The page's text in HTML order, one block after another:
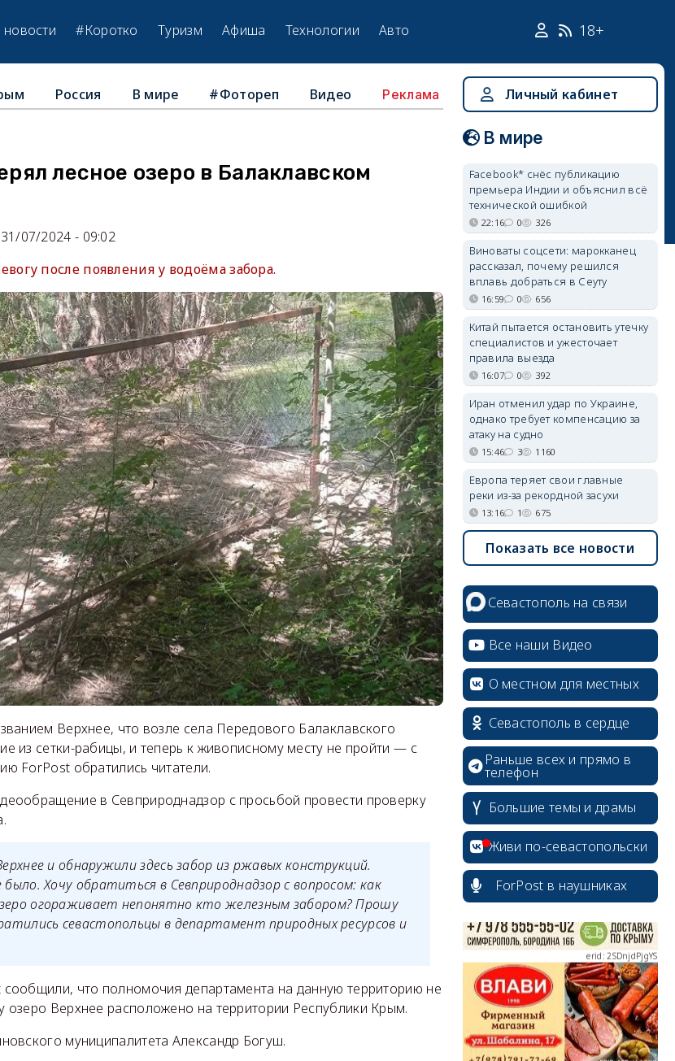
#Коротко Туризм Афиша Технологии Авто 18+
Россия В мире #Фотореп Видео Реклама
лесное озеро в Балаклавском
31/07/2024 - 09:02
после появления у водоёма забора.
Верхнее, что возле села Передового Балаклавского
из сетки-рабицы, и теперь к живописному месту не пройти — с
ForPost обратились читатели.
в Севприроднадзор с просьбой провести проверку
и обнаружили здесь забор из ржавых конструкций.
Хочу обратиться в Севприроднадзор с вопросом: как
огораживает непонятно кто железным забором? Прошу
севастопольцы в департамент природных ресурсов и
что полномочия департамента на данную территорию не
озеро Верхнее расположено на территории Республики Крым.
муниципалитета Александр Богуш.
Личный кабинет
В мире
Facebook* снёс публикацию
премьера Индии и объяснил всё
технической ошибкой
22:16 0 326
Виноваты соцсети: марокканец
рассказал, почему решился
вплавь добраться в Сеуту
16:59 0 656
Китай пытается остановить утечку
специалистов и ужесточает
правила выезда
16:07 0 392
Иран отменил удар по Украине,
однако требует компенсацию за
атаку на судно
15:46 3 1160
Европа теряет свои главные
реки из-за рекордной засухи
13:16 1 675
Показать все новости
Севастополь на связи
Все наши Видео
О местном для местных
Севастополь в сердце
Раньше всех и прямо в
телефон
Большие темы и драмы
Живи по-севастопольски
ForPost в наушниках
erid: 2SDnjdPjgYS
erid: 2SDnjdvhGXG